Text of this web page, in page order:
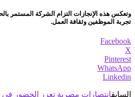
وتعكس هذه الإنجازات التزام الشركة المستمر
تجربة الموظفين وثقافة العمل.
Facebook
X
Pinterest
WhatsApp
Linkedin
السابقانتصارات مصرية تعزز الحضور في